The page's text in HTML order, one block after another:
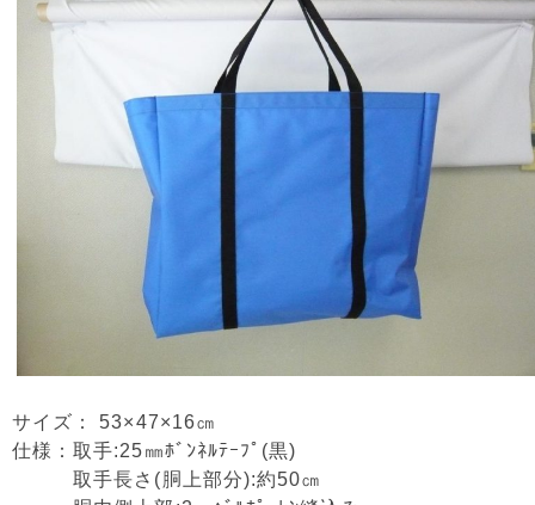
サイズ： 53×47×16㎝
仕様：取手:25㎜ﾎﾞﾝﾈﾙﾃｰﾌﾟ(黒)
取手長さ(胴上部分):約50㎝